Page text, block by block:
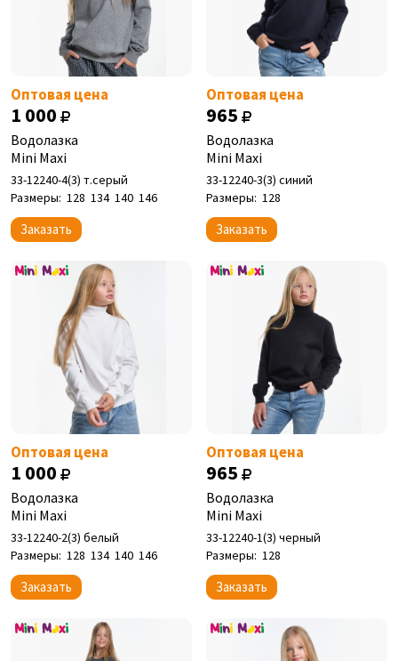
Оптовая цена
1 000
Водолазка
Mini Maxi
33-12240-4(3) т.серый
Размеры: 128 134 140 146
Заказать
Оптовая цена
965
Водолазка
Mini Maxi
33-12240-3(3) синий
Размеры: 128
Заказать
Оптовая цена
1 000
Водолазка
Mini Maxi
33-12240-2(3) белый
Размеры: 128 134 140 146
Заказать
Оптовая цена
965
Водолазка
Mini Maxi
33-12240-1(3) черный
Размеры: 128
Заказать